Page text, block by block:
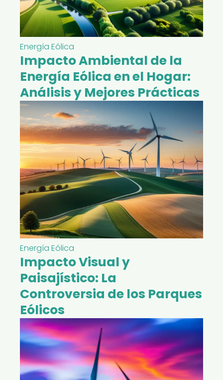
Energía Eólica
Impacto Ambiental de la
Energía Eólica en el Hogar:
Análisis y Mejores Prácticas
Energía Eólica
Impacto Visual y
Paisajístico: La
Controversia de los Parques
Eólicos